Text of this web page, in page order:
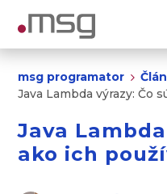
msg programator
Java Lambda výrazy: Čo
Java
ako ich